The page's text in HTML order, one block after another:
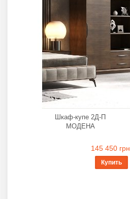
Шкаф-купе 2Д-П
МОДЕНА
145 450 грн.
Купить